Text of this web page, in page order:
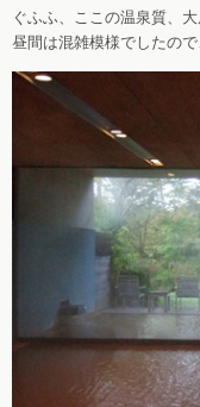
ぐふふ、ここの温泉質、
昼間は混雑模様でしたの